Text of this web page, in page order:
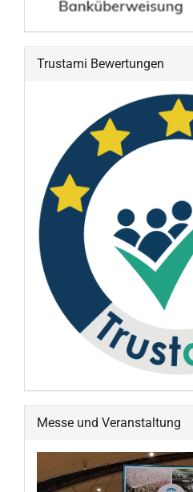
Trustami Bewertungen
Messe und Veranstaltung